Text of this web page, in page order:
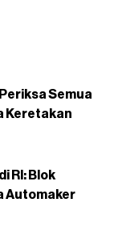
Semua
Keretakan
RI: Blok
Automaker